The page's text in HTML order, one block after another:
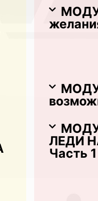
ЛЕДИ
Часть 1